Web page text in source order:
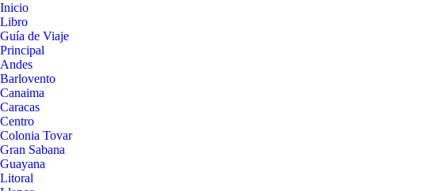
Inicio
Libro
Guía de Viaje
Principal
Andes
Barlovento
Canaima
Caracas
Centro
Colonia Tovar
Gran Sabana
Guayana
Litoral